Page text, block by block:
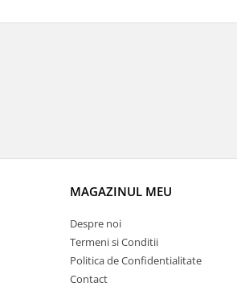
MAGAZINUL MEU
Despre noi
Termeni si Conditii
Politica de Confidentialitate
Contact